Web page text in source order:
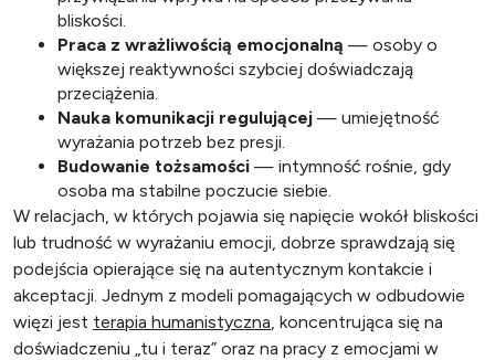
bliskości.
Praca z wrażliwością emocjonalną — osoby o
większej reaktywności szybciej doświadczają
przeciążenia.
Nauka komunikacji regulującej — umiejętność
wyrażania potrzeb bez presji.
Budowanie tożsamości — intymność rośnie, gdy
osoba ma stabilne poczucie siebie.
W relacjach, w których pojawia się napięcie wokół bliskości
lub trudność w wyrażaniu emocji, dobrze sprawdzają się
podejścia opierające się na autentycznym kontakcie i
akceptacji. Jednym z modeli pomagających w odbudowie
więzi jest terapia humanistyczna , koncentrująca się na
doświadczeniu „tu i teraz” oraz na pracy z emocjami w